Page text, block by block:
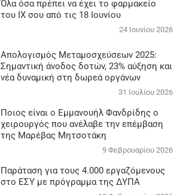
Όλα όσα πρέπει να έχει το φαρμακείο
του ΙΧ σου από τις 18 Ιουνίου
24 Ιουνίου 2026
Απολογισμός Μεταμοσχεύσεων 2025:
Σημαντική άνοδος δοτών, 23% αύξηση και
νέα δυναμική στη δωρεά οργάνων
31 Ιουλίου 2026
Ποιος είναι ο Εμμανουήλ Φανδρίδης ο
χειρουργός που ανέλαβε την επέμβαση
της Μαρέβας Μητσοτάκη
9 Φεβρουαρίου 2026
Παράταση για τους 4.000 εργαζόμενους
στο ΕΣΥ με πρόγραμμα της ΔΥΠΑ